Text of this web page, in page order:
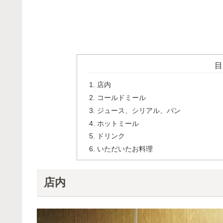
店内
コールドミール
ジュース、シリアル、パン
ホットミール
ドリンク
いただいたお料理
店内